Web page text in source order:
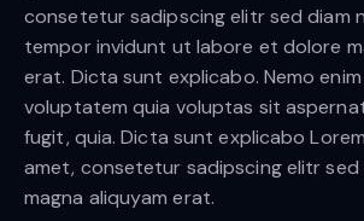
consetetur sadipscing elitr sed diam
tempor invidunt ut labore et dolore
erat. Dicta sunt explicabo. Nemo
voluptatem quia voluptas sit
fugit, quia. Dicta sunt explicabo
amet, consetetur sadipscing elitr sed
magna aliquyam erat.